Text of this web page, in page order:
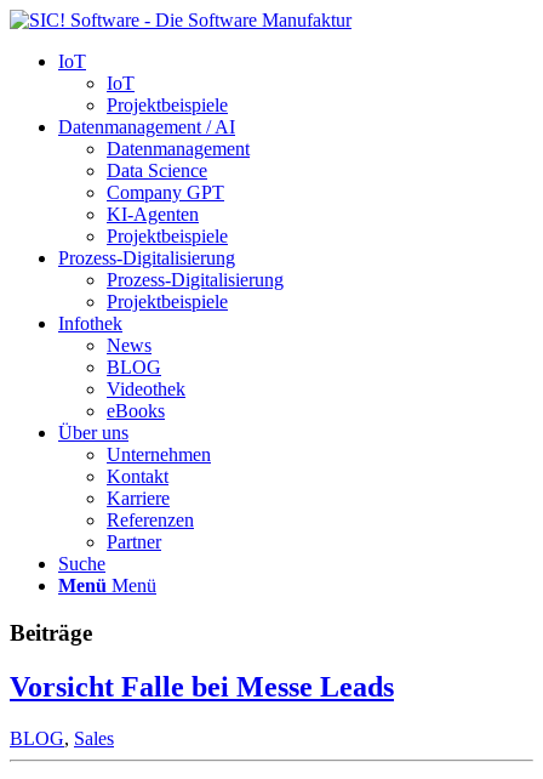
IoT
IoT
Projektbeispiele
Datenmanagement / AI
Datenmanagement
Data Science
Company GPT
KI-Agenten
Projektbeispiele
Prozess-Digitalisierung
Prozess-Digitalisierung
Projektbeispiele
Infothek
News
BLOG
Videothek
eBooks
Über uns
Unternehmen
Kontakt
Karriere
Referenzen
Partner
Suche
Menü Menü
Beiträge
Vorsicht Falle bei Messe Leads
BLOG, Sales